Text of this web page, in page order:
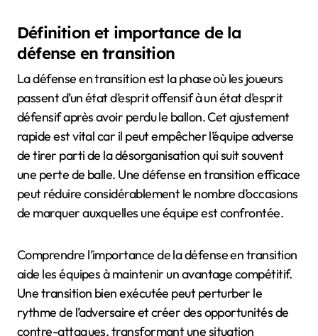
Définition et importance de la
défense en transition
La défense en transition est la phase où les joueurs
passent d’un état d’esprit offensif à un état d’esprit
défensif après avoir perdu le ballon. Cet ajustement
rapide est vital car il peut empêcher l’équipe adverse
de tirer parti de la désorganisation qui suit souvent
une perte de balle. Une défense en transition efficace
peut réduire considérablement le nombre d’occasions
de marquer auxquelles une équipe est confrontée.
Comprendre l’importance de la défense en transition
aide les équipes à maintenir un avantage compétitif.
Une transition bien exécutée peut perturber le
rythme de l’adversaire et créer des opportunités de
contre-attaques, transformant une situation